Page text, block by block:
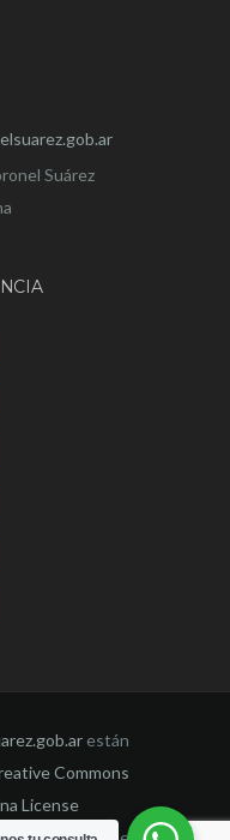
Suárez
están
Commons
License